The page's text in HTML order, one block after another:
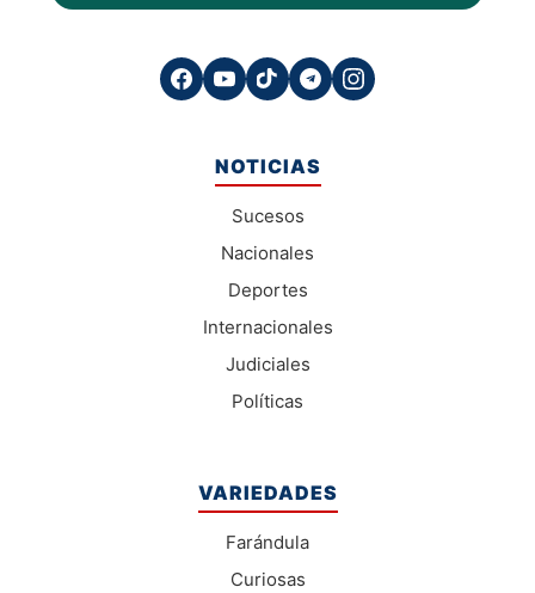
NOTICIAS
Sucesos
Nacionales
Deportes
Internacionales
Judiciales
Políticas
VARIEDADES
Farándula
Curiosas